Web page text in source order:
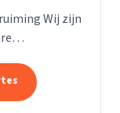
Wij zijn
namelijk zo